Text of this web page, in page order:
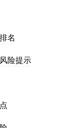
名
险提示